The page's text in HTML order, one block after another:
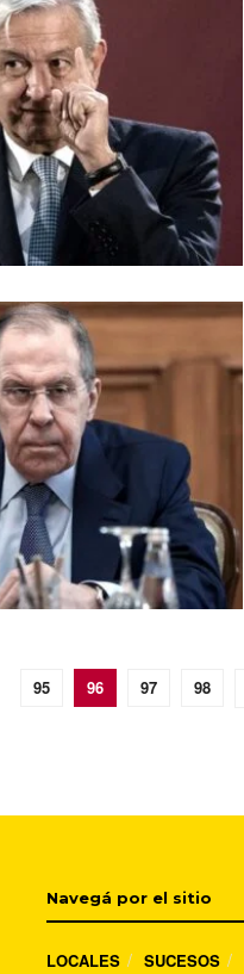
95 96 97 98
Navegá por el sitio
LOCALES SUCESOS